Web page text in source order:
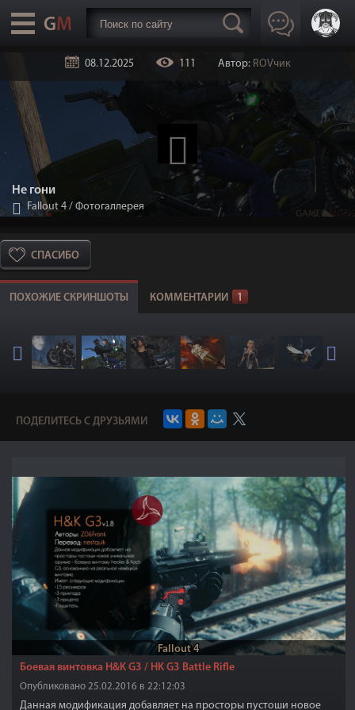
08.12.2025 111 Автор: ROVчик
Не гони
Fallout 4 / Фотогаллерея
СПАСИБО
ПОХОЖИЕ СКРИНШОТЫ КОММЕНТАРИИ 1
ПОДЕЛИТЕСЬ С ДРУЗЬЯМИ
Fallout 4
Боевая винтовка H&K G3 / HK G3 Battle Rifle
Опубликовано 25.02.2016 в 22:12:03
Данная модификация добавляет на просторы пустоши новое